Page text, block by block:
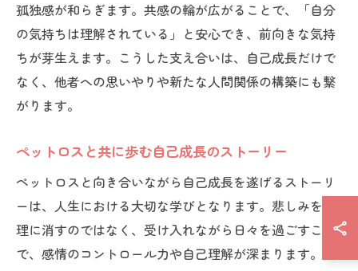
孤独感が和らぎます。共感の輪が広がることで、「自分
の気持ちは理解されている」と安心でき、前向きな気持
ちが芽生えます。こうした支え合いは、自己成長だけで
なく、他者への思いやりや新たな人間関係の構築にも繋
がります。
ペットロスと共に歩む自己成長のストーリー
ペットロスと向き合いながら自己成長を遂げるストーリ
ーは、人生における大切な学びとなります。悲しみを無
理に消すのではなく、受け入れながら日々を過ごすこと
で、感情のコントロール力や自己理解が深まります。例